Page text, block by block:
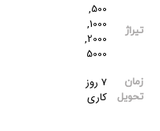
تیراژ
500,
1000,
2000,
5000
زمان
تحویل
7 روز
کاری